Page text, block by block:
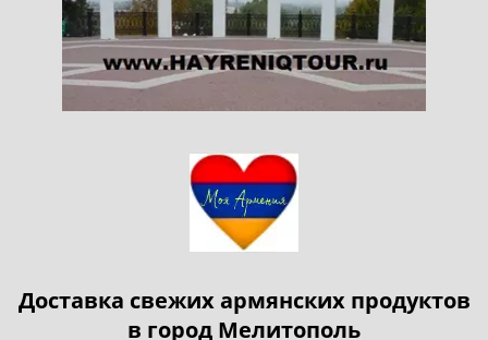
Доставка свежих армянских продуктов
в город Мелитополь